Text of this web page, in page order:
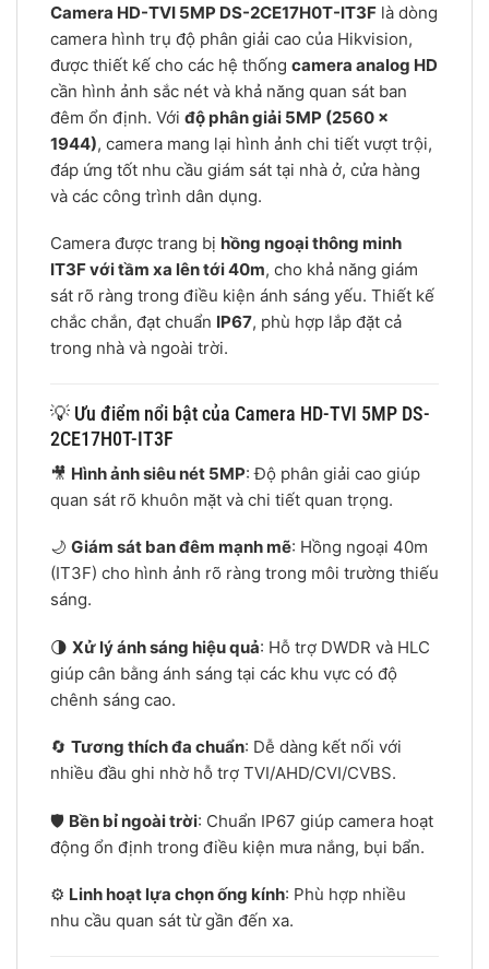
Camera HD-TVI 5MP DS-2CE17H0T-IT3F là dòng
camera hình trụ độ phân giải cao của Hikvision,
được thiết kế cho các hệ thống camera analog HD
cần hình ảnh sắc nét và khả năng quan sát ban
đêm ổn định. Với độ phân giải 5MP (2560 ×
1944), camera mang lại hình ảnh chi tiết vượt trội,
đáp ứng tốt nhu cầu giám sát tại nhà ở, cửa hàng
và các công trình dân dụng.
Camera được trang bị hồng ngoại thông minh
IT3F với tầm xa lên tới 40m, cho khả năng giám
sát rõ ràng trong điều kiện ánh sáng yếu. Thiết kế
chắc chắn, đạt chuẩn IP67, phù hợp lắp đặt cả
trong nhà và ngoài trời.
💡 Ưu điểm nổi bật của Camera HD-TVI 5MP DS-
2CE17H0T-IT3F
🎥 Hình ảnh siêu nét 5MP: Độ phân giải cao giúp
quan sát rõ khuôn mặt và chi tiết quan trọng.
🌙 Giám sát ban đêm mạnh mẽ: Hồng ngoại 40m
(IT3F) cho hình ảnh rõ ràng trong môi trường thiếu
sáng.
🌗 Xử lý ánh sáng hiệu quả: Hỗ trợ DWDR và HLC
giúp cân bằng ánh sáng tại các khu vực có độ
chênh sáng cao.
🔄 Tương thích đa chuẩn: Dễ dàng kết nối với
nhiều đầu ghi nhờ hỗ trợ TVI/AHD/CVI/CVBS.
🛡️ Bền bỉ ngoài trời: Chuẩn IP67 giúp camera hoạt
động ổn định trong điều kiện mưa nắng, bụi bẩn.
⚙️ Linh hoạt lựa chọn ống kính: Phù hợp nhiều
nhu cầu quan sát từ gần đến xa.